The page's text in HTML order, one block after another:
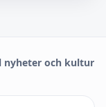
nyheter och kultur